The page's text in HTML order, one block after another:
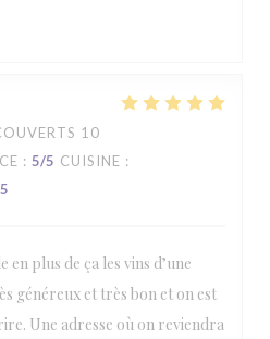
10
: 5/5 CUISINE :
plus de ça les vins d’une
généreux et très bon et on est
Une adresse où on reviendra